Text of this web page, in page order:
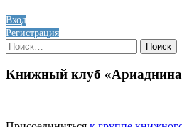
Вход
Регистрация
Найти:
Книжный клуб «Ариаднина